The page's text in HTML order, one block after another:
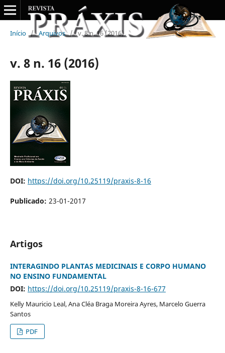
Início / Arquivos / v. 8 n. 16 (2016)
v. 8 n. 16 (2016)
DOI: https://doi.org/10.25119/praxis-8-16
Publicado: 23-01-2017
Artigos
INTERAGINDO PLANTAS MEDICINAIS E CORPO HUMANO
NO ENSINO FUNDAMENTAL
DOI: https://doi.org/10.25119/praxis-8-16-677
Kelly Mauricio Leal, Ana Cléa Braga Moreira Ayres, Marcelo Guerra
Santos
PDF